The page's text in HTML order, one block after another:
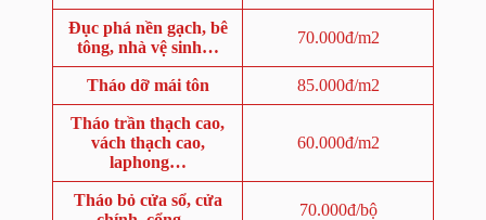
Đục phá nền gạch, bê
tông, nhà vệ sinh…
70.000đ/m2
Tháo dỡ mái tôn 85.000đ/m2
Tháo trần thạch cao,
vách thạch cao,
laphong…
60.000đ/m2
Tháo bỏ cửa sổ, cửa
70.000đ/bộ